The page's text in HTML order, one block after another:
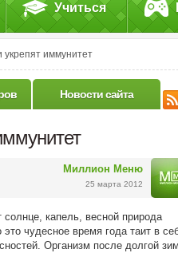
Учиться
укрепят иммунитет
Новости сайта
Миллион Меню
25 марта 2012
солнце, капель, весной природа
чудесное время года таит в
Организм после долгой